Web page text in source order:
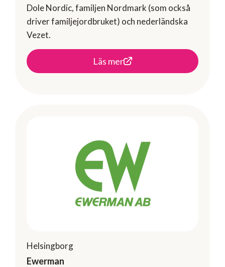
Dole Nordic, familjen Nordmark (som också
driver familjejordbruket) och nederländska
Vezet.
Läs mer
Helsingborg
Ewerman